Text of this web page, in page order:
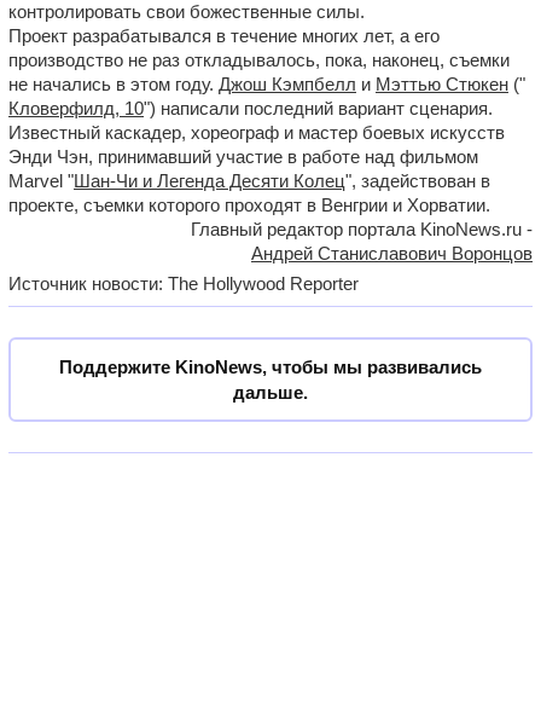
контролировать свои божественные силы.
Проект разрабатывался в течение многих лет, а его
производство не раз откладывалось, пока, наконец, съемки
не начались в этом году. Джош Кэмпбелл и Мэттью Стюкен ("
Кловерфилд, 10") написали последний вариант сценария.
Известный каскадер, хореограф и мастер боевых искусств
Энди Чэн, принимавший участие в работе над фильмом
Marvel "Шан-Чи и Легенда Десяти Колец", задействован в
проекте, съемки которого проходят в Венгрии и Хорватии.
Главный редактор портала KinoNews.ru -
Андрей Станиславович Воронцов
Источник новости: The Hollywood Reporter
Поддержите KinoNews, чтобы мы развивались
дальше.